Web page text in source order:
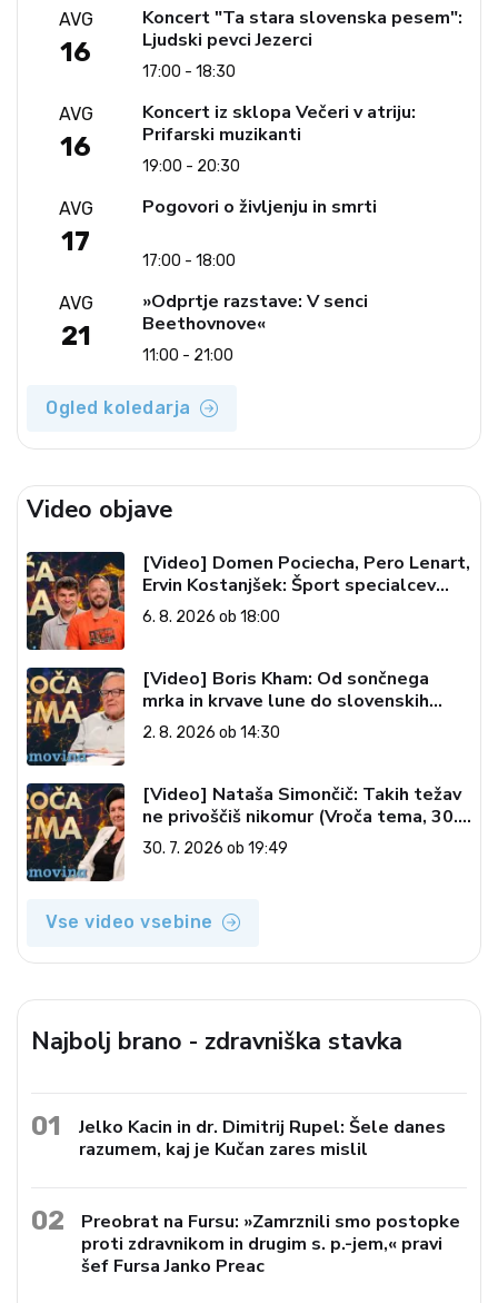
AVG
16
Koncert "Ta stara slovenska pesem":
Ljudski pevci Jezerci
17:00 - 18:30
AVG
16
Koncert iz sklopa Večeri v atriju:
Prifarski muzikanti
19:00 - 20:30
AVG
17
Pogovori o življenju in smrti
17:00 - 18:00
AVG
21
»Odprtje razstave: V senci
Beethovnove«
11:00 - 21:00
Ogled koledarja
Video objave
[Video] Domen Pociecha, Pero Lenart,
Ervin Kostanjšek: Šport specialcev
(Vroča tema, 6. 8. 2026)
6. 8. 2026 ob 18:00
[Video] Boris Kham: Od sončnega
mrka in krvave lune do slovenskih
pečatov v vesolju (Vroča tema, 2. 8.
2026)
2. 8. 2026 ob 14:30
[Video] Nataša Simončič: Takih težav
ne privoščiš nikomur (Vroča tema, 30.
7. 2026)
30. 7. 2026 ob 19:49
Vse video vsebine
Najbolj brano - zdravniška stavka
01
Jelko Kacin in dr. Dimitrij Rupel: Šele danes
razumem, kaj je Kučan zares mislil
02
Preobrat na Fursu: »Zamrznili smo postopke
proti zdravnikom in drugim s. p.-jem,« pravi
šef Fursa Janko Preac